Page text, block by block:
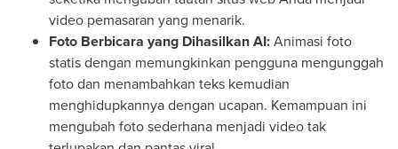
video pemasaran yang menarik.
Foto Berbicara yang Dihasilkan AI:Animasi foto
statis dengan memungkinkan pengguna mengunggah
foto dan menambahkan teks kemudian
menghidupkannya dengan ucapan. Kemampuan ini
mengubah foto sederhana menjadi video tak